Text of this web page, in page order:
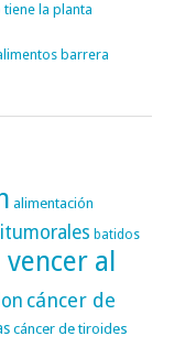
la planta
barrera
alimentación
batidos
al
cáncer de
cáncer de tiroides